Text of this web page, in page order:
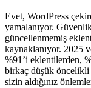
Evet, WordPress
yamalanıyor.
güncellenmemiş
kaynaklanıyor. 2025
%91’i eklentilerden,
birkaç düşük
sizin aldığınız